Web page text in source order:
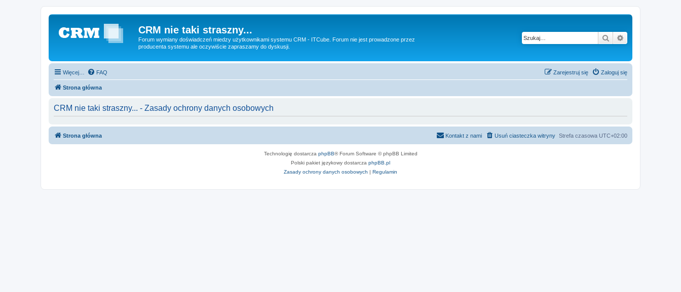
CRM nie taki straszny...
Forum wymiany doświadczeń miedzy użytkownikami systemu CRM - ITCube. Forum nie jest prowadzone przez
producenta systemu ale oczywiście zapraszamy do dyskusji.
Szukaj
Więcej… FAQ Zaloguj się
Zarejestruj się
Strona główna
CRM nie taki straszny... - Zasady ochrony danych osobowych
Strona główna Strefa czasowa UTC+02:00
Usuń ciasteczka witryny
Kontakt z nami
Technologię dostarcza phpBB® Forum Software © phpBB Limited
Polski pakiet językowy dostarcza phpBB.pl
Zasady ochrony danych osobowych | Regulamin